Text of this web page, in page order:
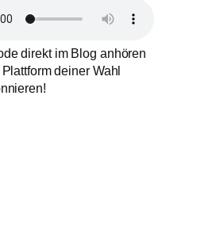
direkt im Blog anhören
deiner Wahl